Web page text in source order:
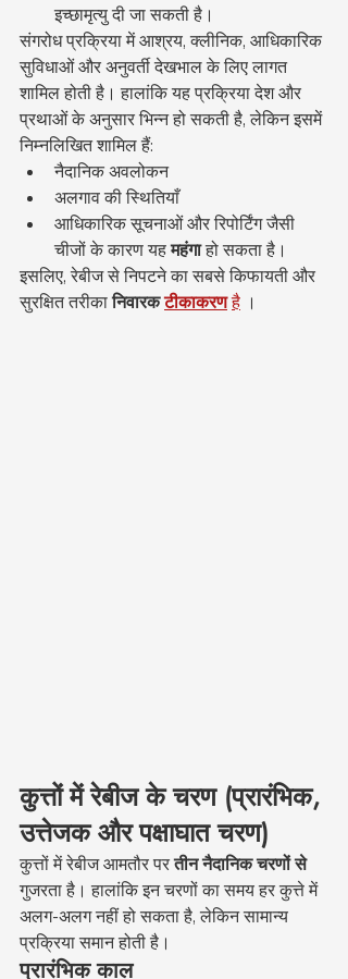
इच्छामृत्यु दी जा सकती है।
संगरोध प्रक्रिया में आश्रय, क्लीनिक, आधिकारिक
सुविधाओं और अनुवर्ती देखभाल के लिए लागत
शामिल होती है। हालांकि यह प्रक्रिया देश और
प्रथाओं के अनुसार भिन्न हो सकती है, लेकिन इसमें
निम्नलिखित शामिल हैं:
नैदानिक अवलोकन
अलगाव की स्थितियाँ
आधिकारिक सूचनाओं और रिपोर्टिंग जैसी
चीजों के कारण यह महंगा हो सकता है।
इसलिए, रेबीज से निपटने का सबसे किफायती और
सुरक्षित तरीका निवारक टीकाकरण है ।
कुत्तों में रेबीज के चरण (प्रारंभिक,
उत्तेजक और पक्षाघात चरण)
कुत्तों में रेबीज आमतौर पर तीन नैदानिक चरणों से
गुजरता है। हालांकि इन चरणों का समय हर कुत्ते में
अलग-अलग नहीं हो सकता है, लेकिन सामान्य
प्रक्रिया समान होती है।
प्रारंभिक काल